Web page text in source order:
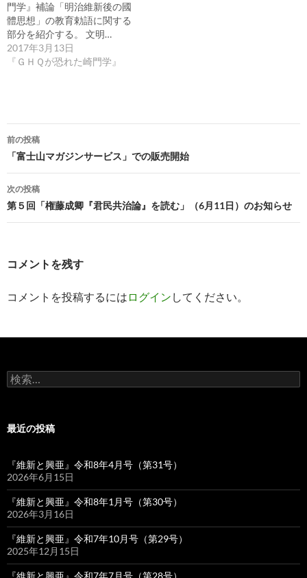
門学』補論「明治維新後の國
體思想」の教育勅語に関する
部分を紹介する。 文明…
2017年3月13日
『ＧＨＱが恐れた崎門学』
投
稿
ナ
ビ
ゲ
ョ
前の投稿
「富士山マガジンサービス」での販売開始
次の投稿
第５回「権藤成卿『君民共治論』を読む」（6月11日）のお知らせ
コメントを残す
コメントを投稿するには ログイン してください。
検
索:
最近の投稿
『維新と興亜』令和8年4月号（第31号）
2026年6月15日
『維新と興亜』令和8年1月号（第30号）
2026年3月16日
『維新と興亜』令和7年10月号（第29号）
2025年12月15日
『維新と興亜』令和7年7月号（第28号）